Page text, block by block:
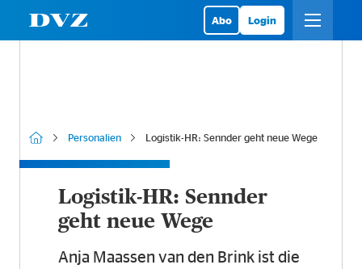
Abo Login
Personalien Logistik-HR: Sennder geht neue Wege
Logistik-HR: Sennder
geht neue Wege
Anja Maassen van den Brink ist die